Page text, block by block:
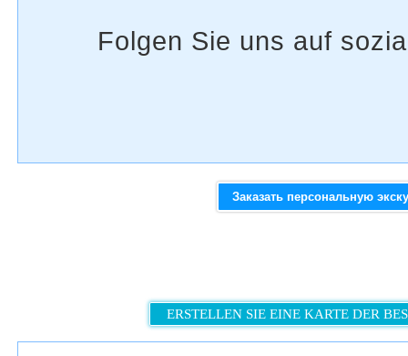
Заказать персональную
ERSTELLEN SIE EINE KARTE DER